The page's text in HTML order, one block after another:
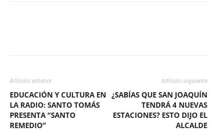
Artículo anterior
EDUCACIÓN Y CULTURA EN
LA RADIO: SANTO TOMÁS
PRESENTA “SANTO
REMEDIO”
Artículo siguiente
¿SABÍAS QUE SAN JOAQUÍN
TENDRÁ 4 NUEVAS
ESTACIONES? ESTO DIJO EL
ALCALDE